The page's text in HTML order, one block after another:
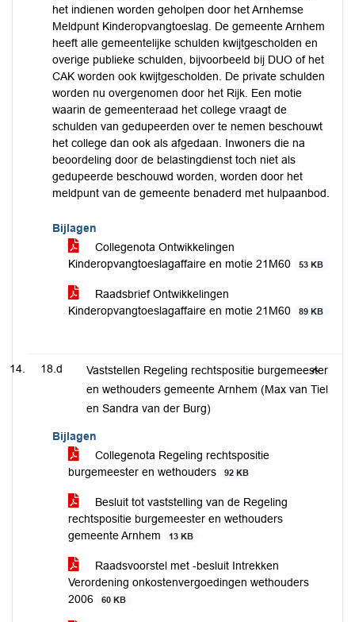
het indienen worden geholpen door het Arnhemse
Meldpunt Kinderopvangtoeslag. De gemeente Arnhem
heeft alle gemeentelijke schulden kwijtgescholden en
overige publieke schulden, bijvoorbeeld bij DUO of het
CAK worden ook kwijtgescholden. De private schulden
worden nu overgenomen door het Rijk. Een motie
waarin de gemeenteraad het college vraagt de
schulden van gedupeerden over te nemen beschouwt
het college dan ook als afgedaan. Inwoners die na
beoordeling door de belastingdienst toch niet als
gedupeerde beschouwd worden, worden door het
meldpunt van de gemeente benaderd met hulpaanbod.
Bijlagen
Collegenota Ontwikkelingen
Kinderopvangtoeslagaffaire en motie 21M60
53 KB
Raadsbrief Ontwikkelingen
Kinderopvangtoeslagaffaire en motie 21M60
89 KB
18.d
Vaststellen Regeling rechtspositie burgemeester
en wethouders gemeente Arnhem (Max van Tiel
en Sandra van der Burg)
Bijlagen
Collegenota Regeling rechtspositie
burgemeester en wethouders
92 KB
Besluit tot vaststelling van de Regeling
rechtspositie burgemeester en wethouders
gemeente Arnhem
13 KB
Raadsvoorstel met -besluit Intrekken
Verordening onkostenvergoedingen wethouders
2006
60 KB